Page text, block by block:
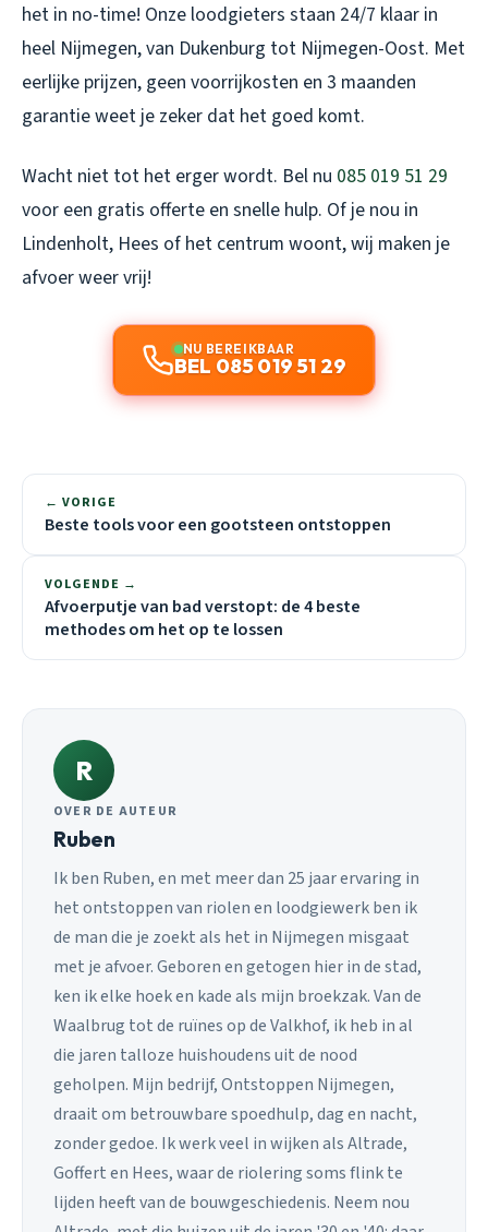
het in no-time! Onze loodgieters staan 24/7 klaar in
heel Nijmegen, van Dukenburg tot Nijmegen-Oost. Met
eerlijke prijzen, geen voorrijkosten en 3 maanden
garantie weet je zeker dat het goed komt.
Wacht niet tot het erger wordt. Bel nu 085 019 51 29
voor een gratis offerte en snelle hulp. Of je nou in
Lindenholt, Hees of het centrum woont, wij maken je
afvoer weer vrij!
NU BEREIKBAAR
BEL 085 019 51 29
← VORIGE
Beste tools voor een gootsteen ontstoppen
VOLGENDE →
Afvoerputje van bad verstopt: de 4 beste
methodes om het op te lossen
R
OVER DE AUTEUR
Ruben
Ik ben Ruben, en met meer dan 25 jaar ervaring in
het ontstoppen van riolen en loodgiewerk ben ik
de man die je zoekt als het in Nijmegen misgaat
met je afvoer. Geboren en getogen hier in de stad,
ken ik elke hoek en kade als mijn broekzak. Van de
Waalbrug tot de ruïnes op de Valkhof, ik heb in al
die jaren talloze huishoudens uit de nood
geholpen. Mijn bedrijf, Ontstoppen Nijmegen,
draait om betrouwbare spoedhulp, dag en nacht,
zonder gedoe. Ik werk veel in wijken als Altrade,
Goffert en Hees, waar de riolering soms flink te
lijden heeft van de bouwgeschiedenis. Neem nou